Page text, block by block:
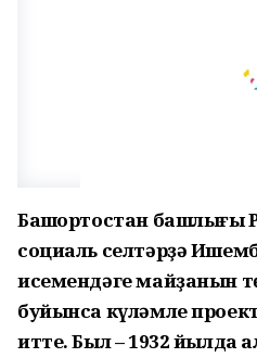
Башҡортостан башлығы
социаль селтәрҙә
исемендәге майҙанын
буйынса күләмле
итте. Был – 1932 йылда